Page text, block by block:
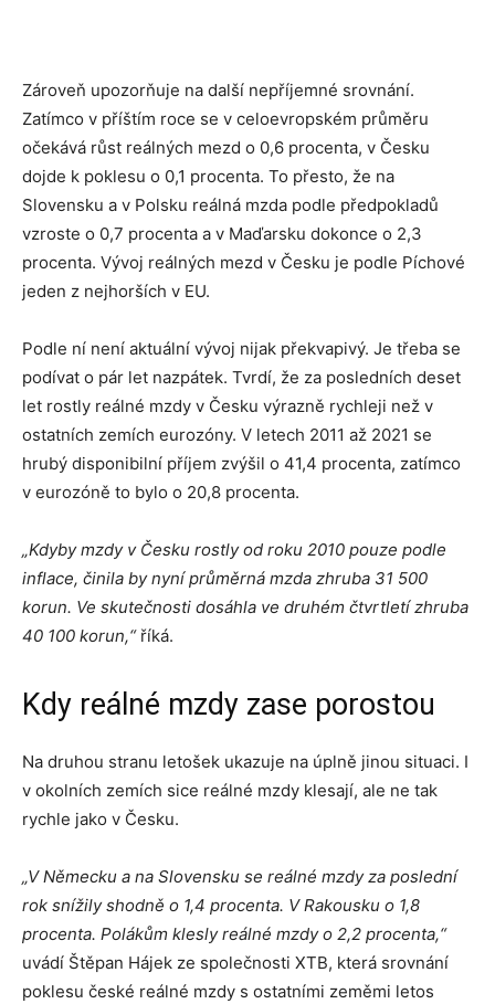
Zároveň upozorňuje na další nepříjemné srovnání.
Zatímco v příštím roce se v celoevropském průměru
očekává růst reálných mezd o 0,6 procenta, v Česku
dojde k poklesu o 0,1 procenta. To přesto, že na
Slovensku a v Polsku reálná mzda podle předpokladů
vzroste o 0,7 procenta a v Maďarsku dokonce o 2,3
procenta. Vývoj reálných mezd v Česku je podle Píchové
jeden z nejhorších v EU.
Podle ní není aktuální vývoj nijak překvapivý. Je třeba se
podívat o pár let nazpátek. Tvrdí, že za posledních deset
let rostly reálné mzdy v Česku výrazně rychleji než v
ostatních zemích eurozóny. V letech 2011 až 2021 se
hrubý disponibilní příjem zvýšil o 41,4 procenta, zatímco
v eurozóně to bylo o 20,8 procenta.
„Kdyby mzdy v Česku rostly od roku 2010 pouze podle
inflace, činila by nyní průměrná mzda zhruba 31 500
korun. Ve skutečnosti dosáhla ve druhém čtvrtletí zhruba
40 100 korun,“říká.
Kdy reálné mzdy zase porostou
Na druhou stranu letošek ukazuje na úplně jinou situaci. I
v okolních zemích sice reálné mzdy klesají, ale ne tak
rychle jako v Česku.
„V Německu a na Slovensku se reálné mzdy za poslední
rok snížily shodně o 1,4 procenta. V Rakousku o 1,8
procenta. Polákům klesly reálné mzdy o 2,2 procenta,“
uvádí Štěpan Hájek ze společnosti XTB, která srovnání
poklesu české reálné mzdy s ostatními zeměmi letos